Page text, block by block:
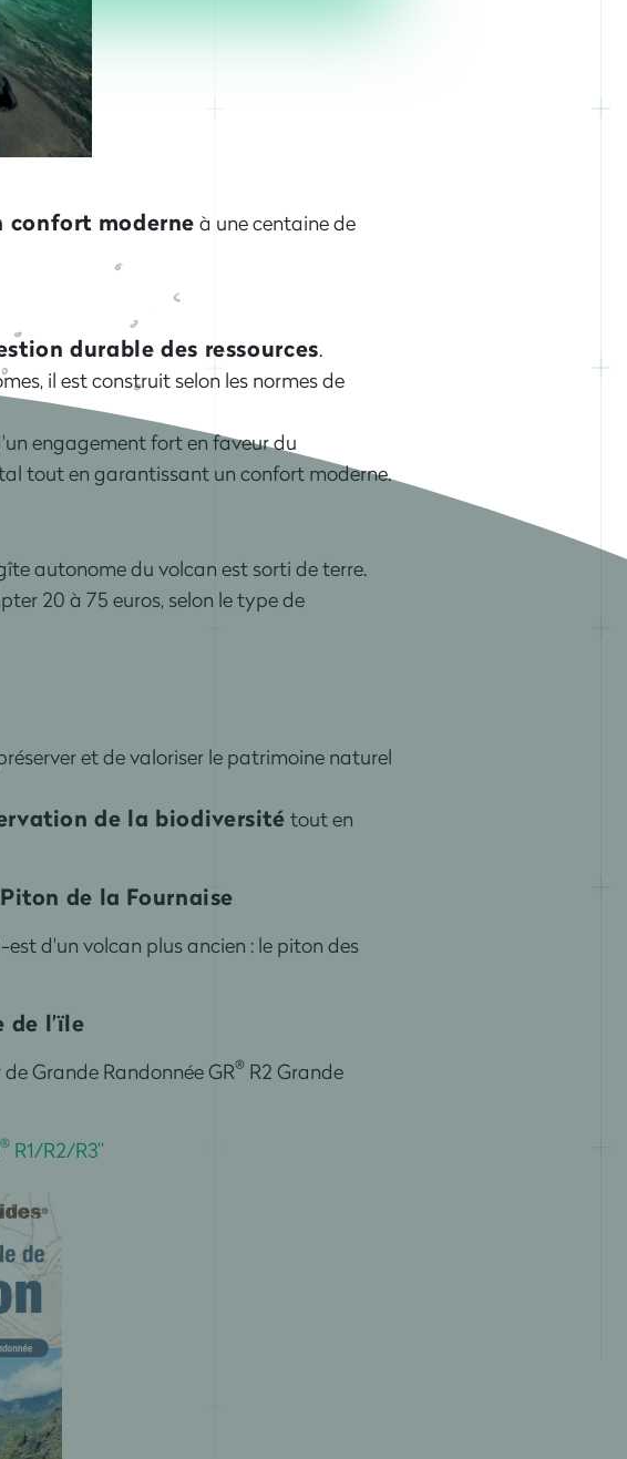
moderne à une centaine de
durable des ressources.
il est construit selon les normes de
engagement fort en faveur du
tout en garantissant un confort moderne.
autonome du volcan est sorti de terre.
20 à 75 euros, selon le type de
et de valoriser le patrimoine naturel
de la biodiversité tout en
de la Fournaise
d'un volcan plus ancien : le piton des
de l’ïle
Grande Randonnée GR®R2 Grande
®R1/R2/R3”